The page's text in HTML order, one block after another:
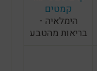
קמטים
הימלאיה -
בריאות מהטבע